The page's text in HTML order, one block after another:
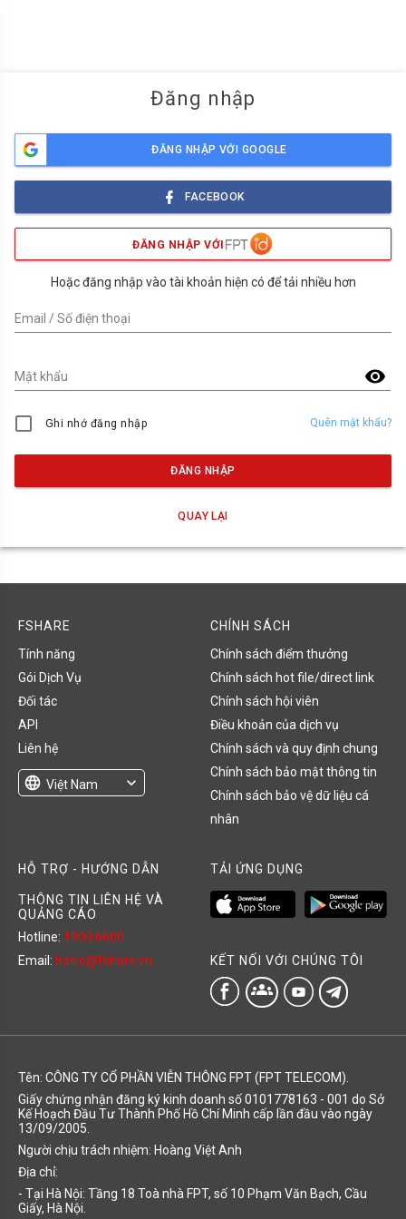
Đăng nhập
ĐĂNG NHẬP VỚI GOOGLE
FACEBOOK
ĐĂNG NHẬP VỚI
Hoặc đăng nhập vào tài khoản hiện có để tải nhiều hơn
Email / Số điện thoại
visibility
Mật khẩu
Ghi nhớ đăng nhập Quên mật khẩu?
ĐĂNG NHẬP
QUAY LẠI
FSHARE
Tính năng
Gói Dịch Vụ
Đối tác
API
Liên hệ
language Việt Nam
expand_more
CHÍNH SÁCH
Chính sách điểm thưởng
Chính sách hot file/direct link
Chính sách hội viên
Điều khoản của dịch vụ
Chính sách và quy định chung
Chính sách bảo mật thông tin
Chính sách bảo vệ dữ liệu cá
nhân
HỖ TRỢ - HƯỚNG DẪN
THÔNG TIN LIÊN HỆ VÀ
QUẢNG CÁO
Hotline: 1900 6600
Email: hotro@fshare.vn
TẢI ỨNG DỤNG
KẾT NỐI VỚI CHÚNG TÔI
groups
Tên: CÔNG TY CỔ PHẦN VIỄN THÔNG FPT (FPT TELECOM).
Giấy chứng nhận đăng ký kinh doanh số 0101778163 - 001 do Sở
Kế Hoạch Đầu Tư Thành Phố Hồ Chí Minh cấp lần đầu vào ngày
13/09/2005.
Người chịu trách nhiệm: Hoàng Việt Anh
Địa chỉ:
- Tại Hà Nội: Tầng 18 Toà nhà FPT, số 10 Phạm Văn Bạch, Cầu
Giấy, Hà Nội.